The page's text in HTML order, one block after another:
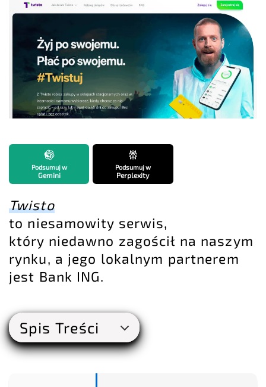
Podsumuj w
Gemini
Podsumuj w
Perplexity
Twisto
to niesamowity serwis,
który niedawno zagościł na naszym
rynku, a jego lokalnym partnerem
jest Bank ING.
Spis Treści